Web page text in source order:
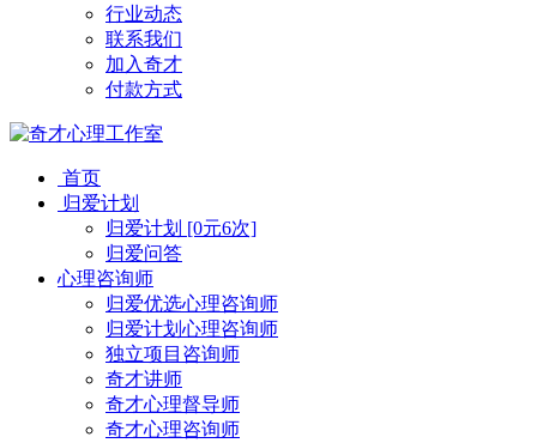
行业动态
联系我们
加入奇才
付款方式
首页
归爱计划
归爱计划 [0元6次]
归爱问答
心理咨询师
归爱优选心理咨询师
归爱计划心理咨询师
独立项目咨询师
奇才讲师
奇才心理督导师
奇才心理咨询师